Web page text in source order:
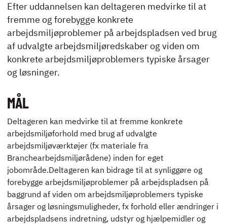
KONTAKT
NYHEDER
JOBBØRS
FOR VIRKSOMHEDER
ELEVINTRA (LOGIN)
Efter uddannelsen kan deltageren medvirke til at
fremme og forebygge konkrete
arbejdsmiljøproblemer på arbejdspladsen ved brug
af udvalgte arbejdsmiljøredskaber og viden om
konkrete arbejdsmiljøproblemers typiske årsager
og løsninger.
MÅL
Deltageren kan medvirke til at fremme konkrete
arbejdsmiljøforhold med brug af udvalgte
arbejdsmiljøværktøjer (fx materiale fra
Branchearbejdsmiljørådene) inden for eget
jobområde.Deltageren kan bidrage til at synliggøre og
forebygge arbejdsmiljøproblemer på arbejdspladsen på
baggrund af viden om arbejdsmiljøproblemers typiske
årsager og løsningsmuligheder, fx forhold eller ændringer i
arbejdspladsens indretning, udstyr og hjælpemidler og